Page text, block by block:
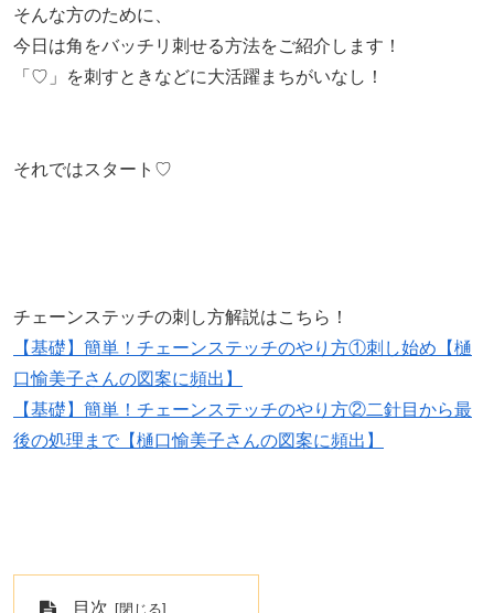
そんな方のために、
今日は角をバッチリ刺せる方法をご紹介します！
「♡」を刺すときなどに大活躍まちがいなし！
それではスタート♡
チェーンステッチの刺し方解説はこちら！
【基礎】簡単！チェーンステッチのやり方①刺し始め【樋
口愉美子さんの図案に頻出】
【基礎】簡単！チェーンステッチのやり方②二針目から最
後の処理まで【樋口愉美子さんの図案に頻出】
目次